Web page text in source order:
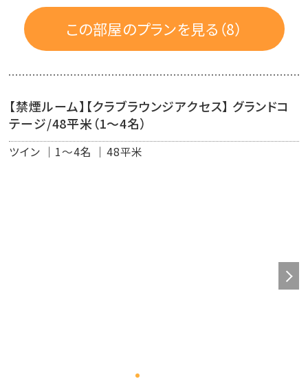
■設備と備品
液晶テレビ／エアコン／衛星放送／電話／2ドア冷蔵庫／
リエナイフ／室内用スリッパ／ウォシュレット／客室内金庫
ール／加湿機能付き空気清浄機
■ルームアメニティ
リラックスウエア／バスタオル／フェイスタオル／ウォッシ
この部屋のプランを見る（8）
【禁煙ルーム】【クラブラウンジアクセス】 グランドコ
テージ/48平米（1～4名）
ツイン 1～4名 48平米